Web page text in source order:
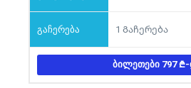
1 Გაჩერება
ᲑᲘᲚᲔᲗᲔᲑᲘ 797 -